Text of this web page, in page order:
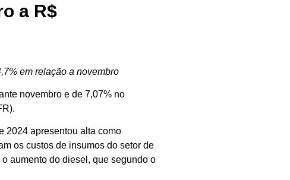
a R$
em relação a novembro
novembro e de 7,07% no
2024 apresentou alta como
os custos de insumos do setor de
aumento do diesel, que segundo o